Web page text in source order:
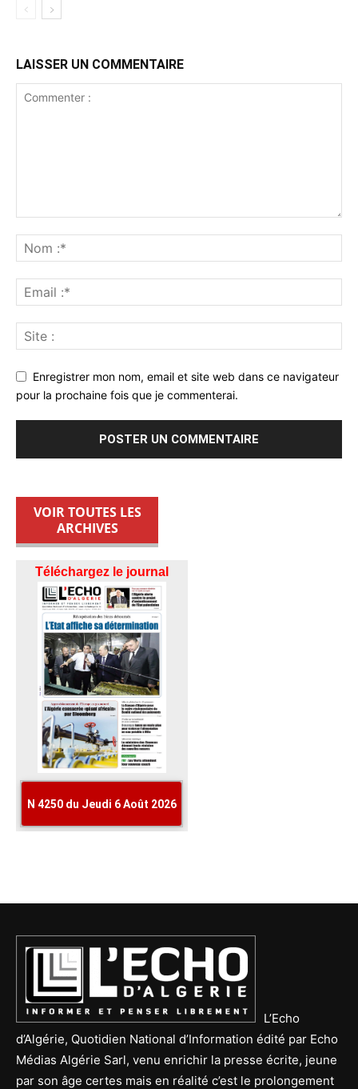
LAISSER UN COMMENTAIRE
Enregistrer mon nom, email et site web dans ce navigateur
pour la prochaine fois que je commenterai.
VOIR TOUTES LES
ARCHIVES
L’Echo
d’Algérie, Quotidien National d’Information édité par Echo
Médias Algérie Sarl, venu enrichir la presse écrite, jeune
par son âge certes mais en réalité c’est le prolongement